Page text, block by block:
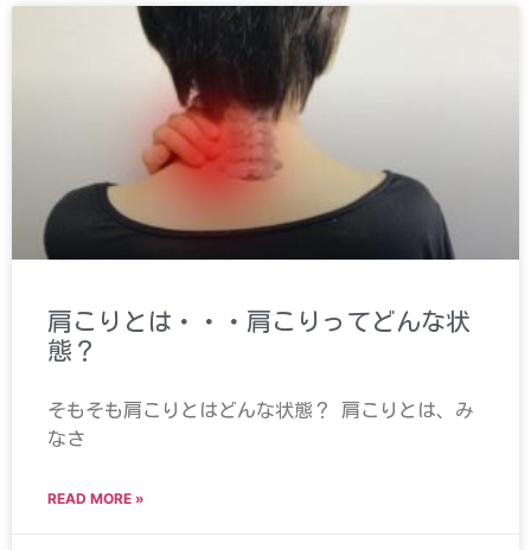
肩こりとは・・・肩こりってどんな状
態？
そもそも肩こりとはどんな状態？ 肩こりとは、み
なさ
READ MORE »